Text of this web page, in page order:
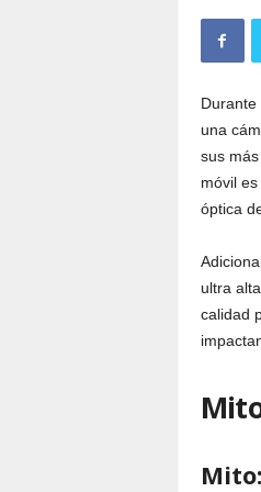
una
sus
móvil
óptica
ultra
calidad